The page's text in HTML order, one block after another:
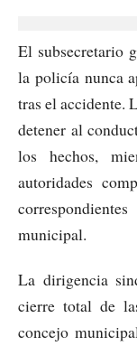
El subsecretario
la policía nunca
tras el accidente.
detener al
los hechos,
autoridades
municipal.
La dirigencia
cierre total de
concejo